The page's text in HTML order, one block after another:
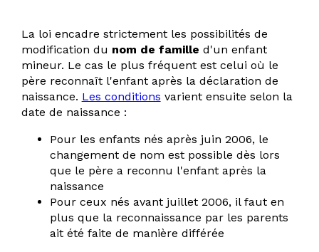
La loi encadre strictement les possibilités de
modification du nom de famille d'un enfant
mineur. Le cas le plus fréquent est celui où le
père reconnaît l'enfant après la déclaration de
naissance. Les conditions varient ensuite selon la
date de naissance :
Pour les enfants nés après juin 2006, le
changement de nom est possible dès lors
que le père a reconnu l'enfant après la
naissance
Pour ceux nés avant juillet 2006, il faut en
plus que la reconnaissance par les parents
ait été faite de manière différée